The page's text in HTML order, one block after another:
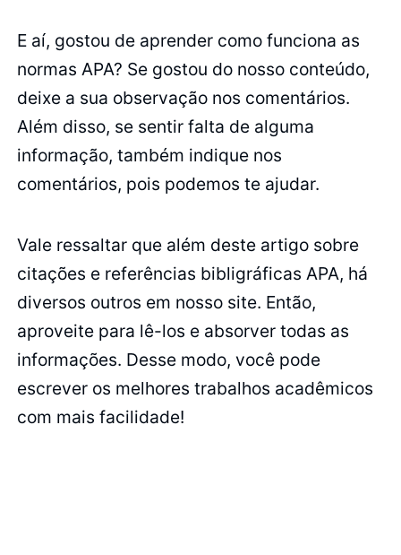
E aí, gostou de aprender como funciona as
normas APA? Se gostou do nosso conteúdo,
deixe a sua observação nos comentários.
Além disso, se sentir falta de alguma
informação, também indique nos
comentários, pois podemos te ajudar.
Vale ressaltar que além deste artigo sobre
citações e referências bibligráficas APA, há
diversos outros em nosso site. Então,
aproveite para lê-los e absorver todas as
informações. Desse modo, você pode
escrever os melhores trabalhos acadêmicos
com mais facilidade!